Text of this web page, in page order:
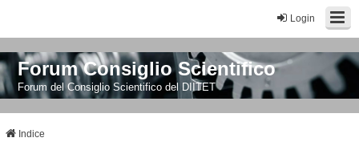
Login
Forum Consiglio Scientifico
Forum del Consiglio Scientifico del DIITET
Indice